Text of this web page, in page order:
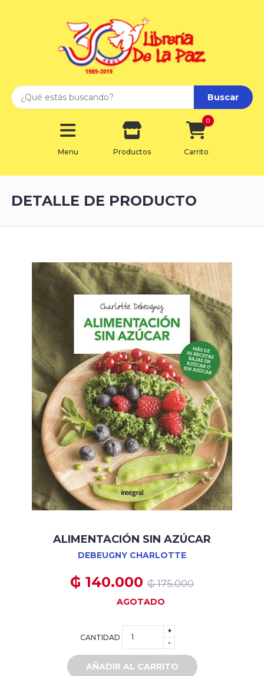
Buscar
Menu Productos Carrito
0
DETALLE DE PRODUCTO
ALIMENTACIÓN SIN AZÚCAR
DEBEUGNY CHARLOTTE
₲ 140.000 ₲ 175.000
AGOTADO
CANTIDAD
+
-
AÑADIR AL CARRITO